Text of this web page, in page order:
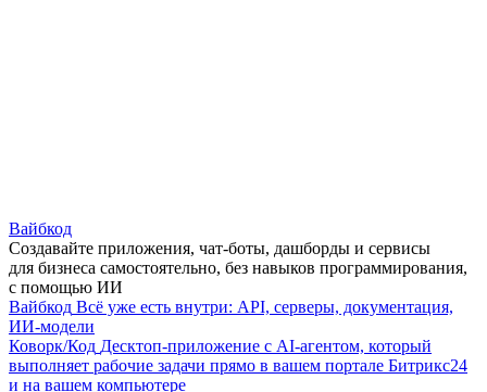
Вайбкод
Создавайте приложения, чат-боты, дашборды и сервисы
для бизнеса самостоятельно, без навыков программирования,
с помощью ИИ
Вайбкод Всё уже есть внутри: API, серверы, документация,
ИИ-модели
Коворк/Код Десктоп-приложение с AI-агентом, который
выполняет рабочие задачи прямо в вашем портале Битрикс24
и на вашем компьютере